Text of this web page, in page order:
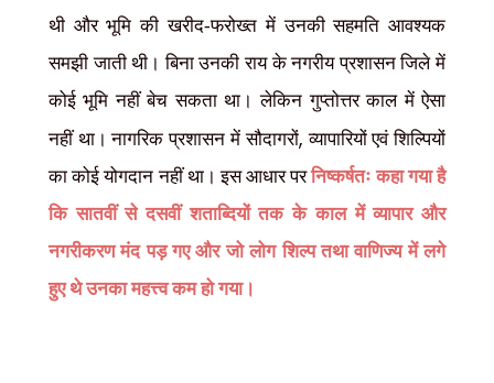
थी और भूमि की खरीद-फरोख्त में उनकी सहमति आवश्यक
समझी जाती थी। बिना उनकी राय के नगरीय प्रशासन जिले में
कोई भूमि नहीं बेच सकता था। लेकिन गुप्तोत्तर काल में ऐसा
नहीं था। नागरिक प्रशासन में सौदागरों,व्यापारियों एवं शिल्पियों
का कोई योगदान नहीं था। इस आधार परनिष्कर्षतः कहा गया है
कि सातवीं से दसवीं शताब्दियों तक के काल में व्यापार और
नगरीकरण मंद पड़ गए और जो लोग शिल्प तथा वाणिज्य में लगे
हुए थे उनका महत्त्व कम हो गया।